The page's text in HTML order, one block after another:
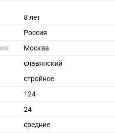
8 лет
Россия
Москва
славянский
стройное
124
24
средние